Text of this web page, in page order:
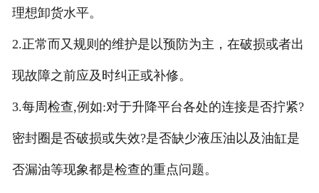
理想卸货水平。
2.正常而又规则的维护是以预防为主，在破损或者出
现故障之前应及时纠正或补修。
3.每周检查,例如:对于升降平台各处的连接是否拧紧?
密封圈是否破损或失效?是否缺少液压油以及油缸是
否漏油等现象都是检查的重点问题。